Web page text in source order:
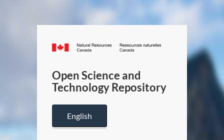
Canada.ca
/
Canada
Open Science and
Technology Repository
English